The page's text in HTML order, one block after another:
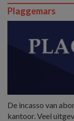
Plaggemars
De incasso van
kantoor. Veel